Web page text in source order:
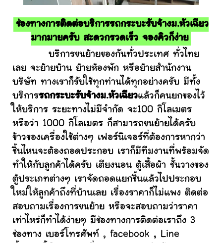
ช่องทางการติดต่อบริการรถกระบะรับจ้างม.หัวเฉียว
มากมายครับ สะดวกรวดเร็ว จองคิวก็ง่าย
บริการขนย้ายของกันทั่วประเทศ ทั่วไทย
เลย จะย้ายบ้าน ย้ายห้องพัก หรือย้ายสำนักงาน
บริษัท ทางเราก็รับใช้ทุกท่านได้ทุกอย่างครับ มีทั้ง
บริการรถกระบะรับจ้างม.หัวเฉียวแล้วก็คนยกของไว้
ให้บริการ ระยะทางไม่มีจำกัด จะ100 กิโลเมตร
หรือว่า 1000 กิโลเมตร ก็สามารถขนย้ายได้ครับ
ข้าวของเครื่องใช้ต่างๆ เฟอร์นิเจอร์ที่ต้องการหากว่า
ชิ้นไหนจะต้องถอดประกอบ เราก็มีทีมงานที่พร้อมจัด
ทำให้กับลูกค้าได้ครับ เตียงนอน ตู้เสื้อผ้า ชั้นวางของ
ตู้ประเภทต่างๆ เราจัดถอดแยกชิ้นแล้วไปประกอบ
ใหม่ให้ลูกค้าถึงที่บ้านเลย เรื่องราคาก็ไม่แพง ติดต่อ
สอบถามเรื่องการขนย้าย หรือจะสอบถามว่าราคา
เท่าไหร่ก็ทำได้ง่ายๆ มีช่องทางการติดต่อเราถึง 3
ช่องทาง เบอร์โทรศัพท์ , facebook , Line